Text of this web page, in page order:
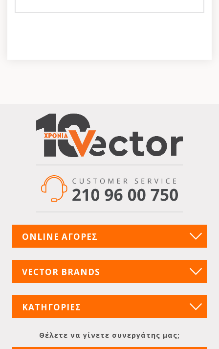
ONLINE ΑΓΟΡΕΣ
VECTOR BRANDS
ΚΑΤΗΓΟΡΙΕΣ
Θέλετε να γίνετε συνεργάτης μας;